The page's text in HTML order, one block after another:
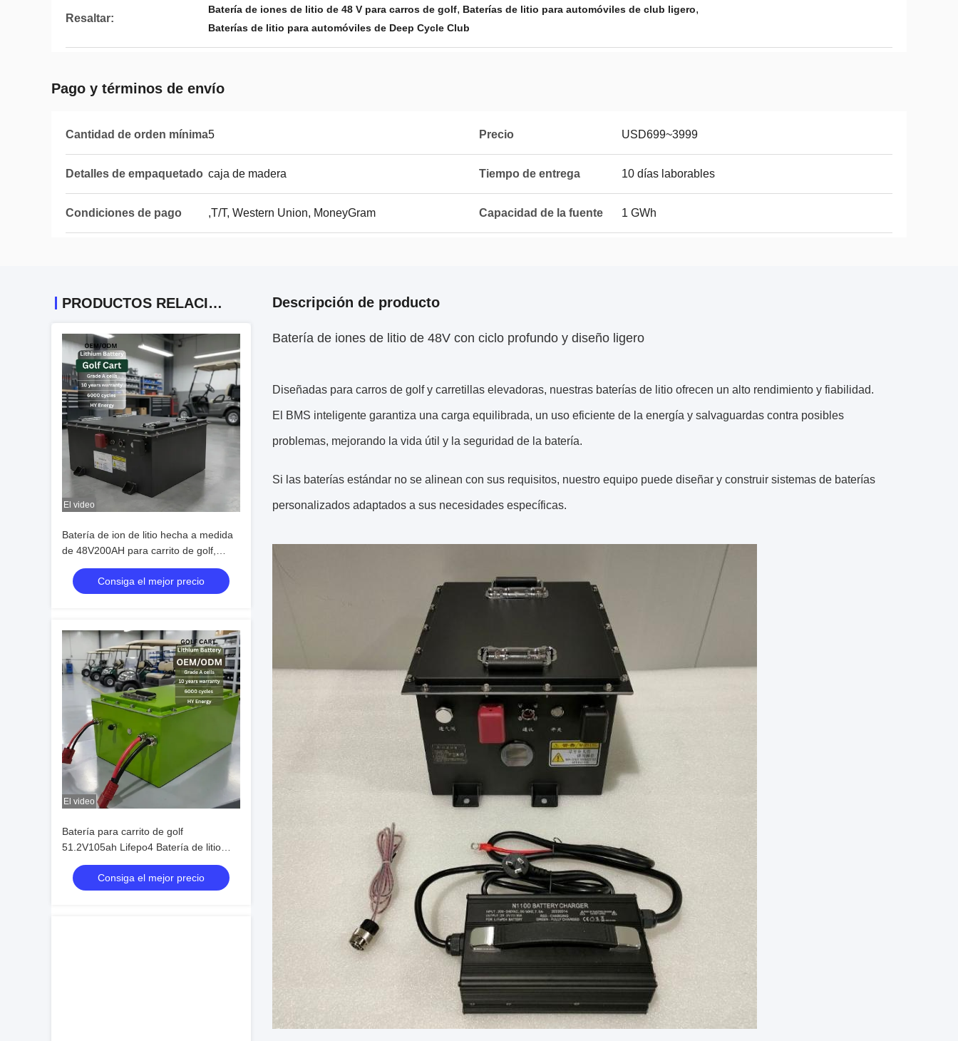
Resaltar:
Batería de iones de litio de 48 V para carros de golf, Baterías de litio para automóviles de club ligero,
Baterías de litio para automóviles de Deep Cycle Club
Pago y términos de envío
Cantidad de orden mínima5 Precio USD699~3999
Detalles de empaquetado caja de madera Tiempo de entrega 10 días laborables
Condiciones de pago ,T/T, Western Union, MoneyGram Capacidad de la fuente 1 GWh
PRODUCTOS RELACIONADOS
El video
Batería de ion de litio hecha a medida
de 48V200AH para carrito de golf,
vehículo eléctrico, batería de 72v
Consiga el mejor precio
El video
Batería para carrito de golf
51.2V105ah Lifepo4 Batería de litio
hecha a medida de 48V 72v 96V
Consiga el mejor precio
Descripción de producto
Batería de iones de litio de 48V con ciclo profundo y diseño ligero
Diseñadas para carros de golf y carretillas elevadoras, nuestras baterías de litio ofrecen un alto rendimiento y fiabilidad.
El BMS inteligente garantiza una carga equilibrada, un uso eficiente de la energía y salvaguardas contra posibles
problemas, mejorando la vida útil y la seguridad de la batería.
Si las baterías estándar no se alinean con sus requisitos, nuestro equipo puede diseñar y construir sistemas de baterías
personalizados adaptados a sus necesidades específicas.